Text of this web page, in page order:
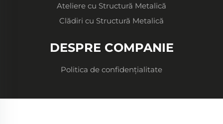
Ateliere cu Structură Metalică
Clădiri cu Structură Metalică
DESPRE COMPANIE
Politica de confidențialitate